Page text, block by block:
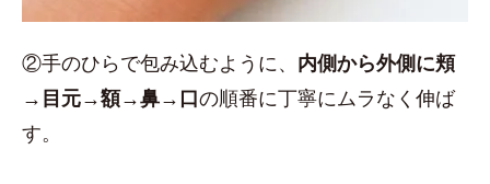
②手のひらで包み込むように、 内側から外側に頬
→目元→額→鼻→口の順番に丁寧にムラなく伸ば
す。